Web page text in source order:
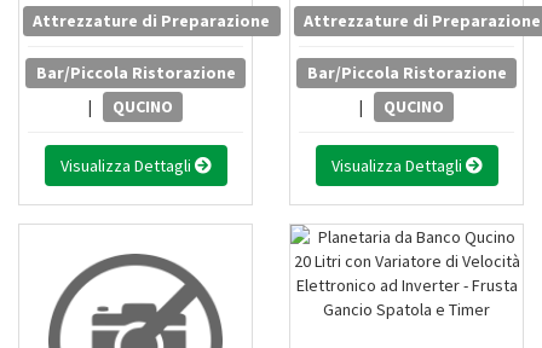
Attrezzature di Preparazione
Bar/Piccola Ristorazione
|
QUCINO
Visualizza Dettagli
Attrezzature di Preparazione
Bar/Piccola Ristorazione
|
QUCINO
Visualizza Dettagli